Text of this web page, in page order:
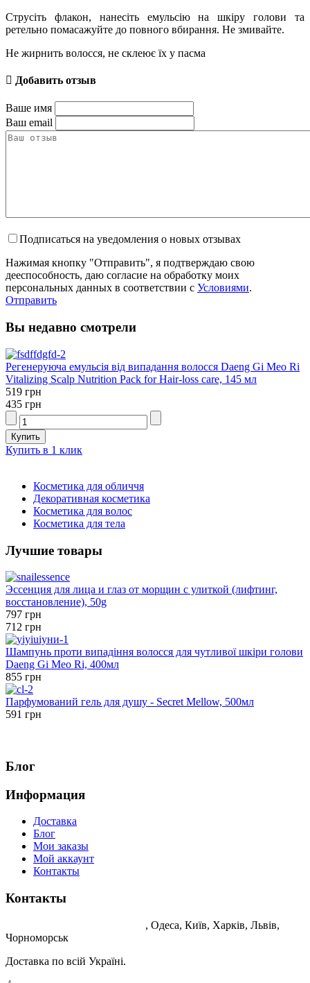
Струсіть флакон, нанесіть емульсію на шкіру голови та
ретельно помасажуйте до повного вбирання. Не змивайте.
Не жирнить волосся, не склеює їх у пасма
Добавить отзыв
Ваше имя
Ваш email
Подписаться на уведомления о новых отзывах
Нажимая кнопку "Отправить", я подтверждаю свою
дееспособность, даю согласие на обработку моих
персональных данных в соответствии с Условиями.
Отправить
Вы недавно смотрели
Регенеруюча емульсія від випадання волосся Daeng Gi Meo Ri
Vitalizing Scalp Nutrition Pack for Hair-loss care, 145 мл
519 грн
435 грн
Купить в 1 клик
Косметика для обличчя
Декоративная косметика
Косметика для волос
Косметика для тела
Лучшие товары
Эссенция для лица и глаз от морщин с улиткой (лифтинг,
восстановление), 50g
797 грн
712 грн
Шампунь проти випадіння волосся для чутливої ​​шкіри голови
Daeng Gi Meo Ri, 400мл
855 грн
Парфумований гель для душу - Secret Mellow, 500мл
591 грн
Блог
Информация
Доставка
Блог
Мои заказы
Мой аккаунт
Контакты
Контакты
, Одеса, Київ, Харків, Львів,
Чорноморськ
Доставка по всій Україні.